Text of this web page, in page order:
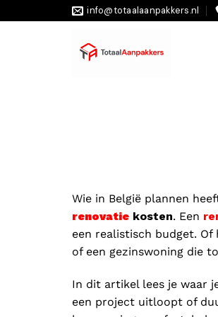
info@totaalaanpakkers.nl
Wie in België plannen
renovatie kosten. Een
een realistisch budget.
of een gezinswoning die
In dit artikel lees je waar
een project uitloopt of